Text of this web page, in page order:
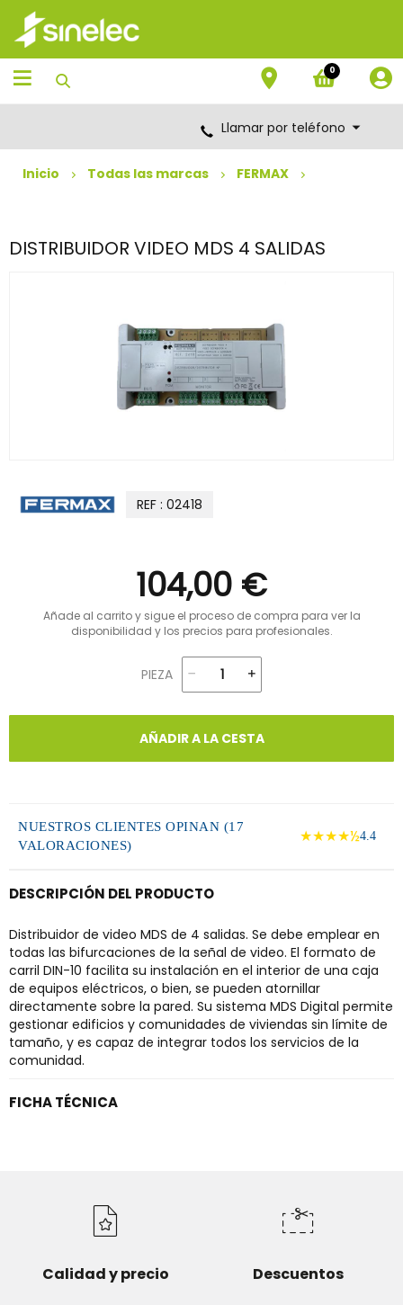
Saltar
contenido
Saltar
menú
de
navegación
0
Llamar por teléfono
Inicio Todas las marcas FERMAX
DISTRIBUIDOR VIDEO MDS 4 SALIDAS
REF : 02418
104,00 €
Añade al carrito y sigue el proceso de compra para ver la
disponibilidad y los precios para profesionales.
PIEZA
AÑADIR A LA CESTA
NUESTROS CLIENTES OPINAN (17
VALORACIONES)
★★★★½4.4
DESCRIPCIÓN DEL PRODUCTO
Distribuidor de video MDS de 4 salidas. Se debe emplear en
todas las bifurcaciones de la señal de video. El formato de
carril DIN-10 facilita su instalación en el interior de una caja
de equipos eléctricos, o bien, se pueden atornillar
directamente sobre la pared. Su sistema MDS Digital permite
gestionar edificios y comunidades de viviendas sin límite de
tamaño, y es capaz de integrar todos los servicios de la
comunidad.
FICHA TÉCNICA
Calidad y precio Descuentos